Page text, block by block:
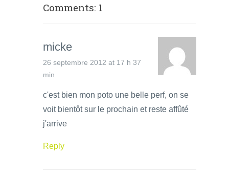
Comments: 1
micke
26 septembre 2012 at 17 h 37
min
c'est bien mon poto une belle perf, on se
voit bientôt sur le prochain et reste affûté
j'arrive
Reply